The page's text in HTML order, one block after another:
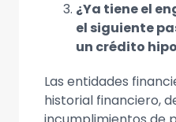
¿Ya tiene el
el siguiente
un crédito
Las entidades
historial financiero,